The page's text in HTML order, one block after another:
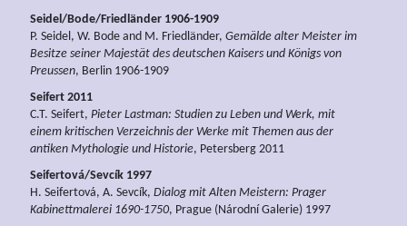
Seidel/Bode/Friedländer 1906-1909
P. Seidel, W. Bode and M. Friedländer, Gemälde alter Meister im
Besitze seiner Majestät des deutschen Kaisers und Königs von
Preussen, Berlin 1906-1909
Seifert 2011
C.T. Seifert, Pieter Lastman: Studien zu Leben und Werk, mit
einem kritischen Verzeichnis der Werke mit Themen aus der
antiken Mythologie und Historie, Petersberg 2011
Seifertová/Sevcík 1997
H. Seifertová, A. Sevcík, Dialog mit Alten Meistern: Prager
Kabinettmalerei 1690-1750, Prague (Národní Galerie) 1997